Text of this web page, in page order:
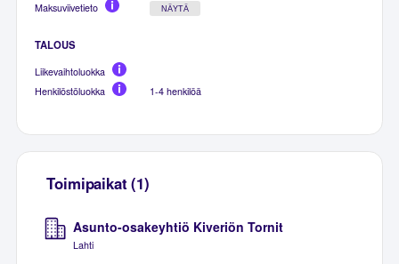
Maksuviivetieto
NÄYTÄ
TALOUS
Liikevaihtoluokka
Henkilöstöluokka
1-4 henkilöä
Toimipaikat (1)
Asunto-osakeyhtiö Kiveriön Tornit
Lahti